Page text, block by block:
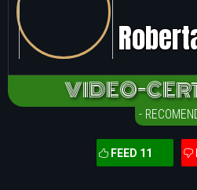
VIDEO-
-
FEED 11